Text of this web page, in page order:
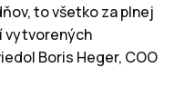
to všetko za plnej
vytvorených
Boris Heger, COO